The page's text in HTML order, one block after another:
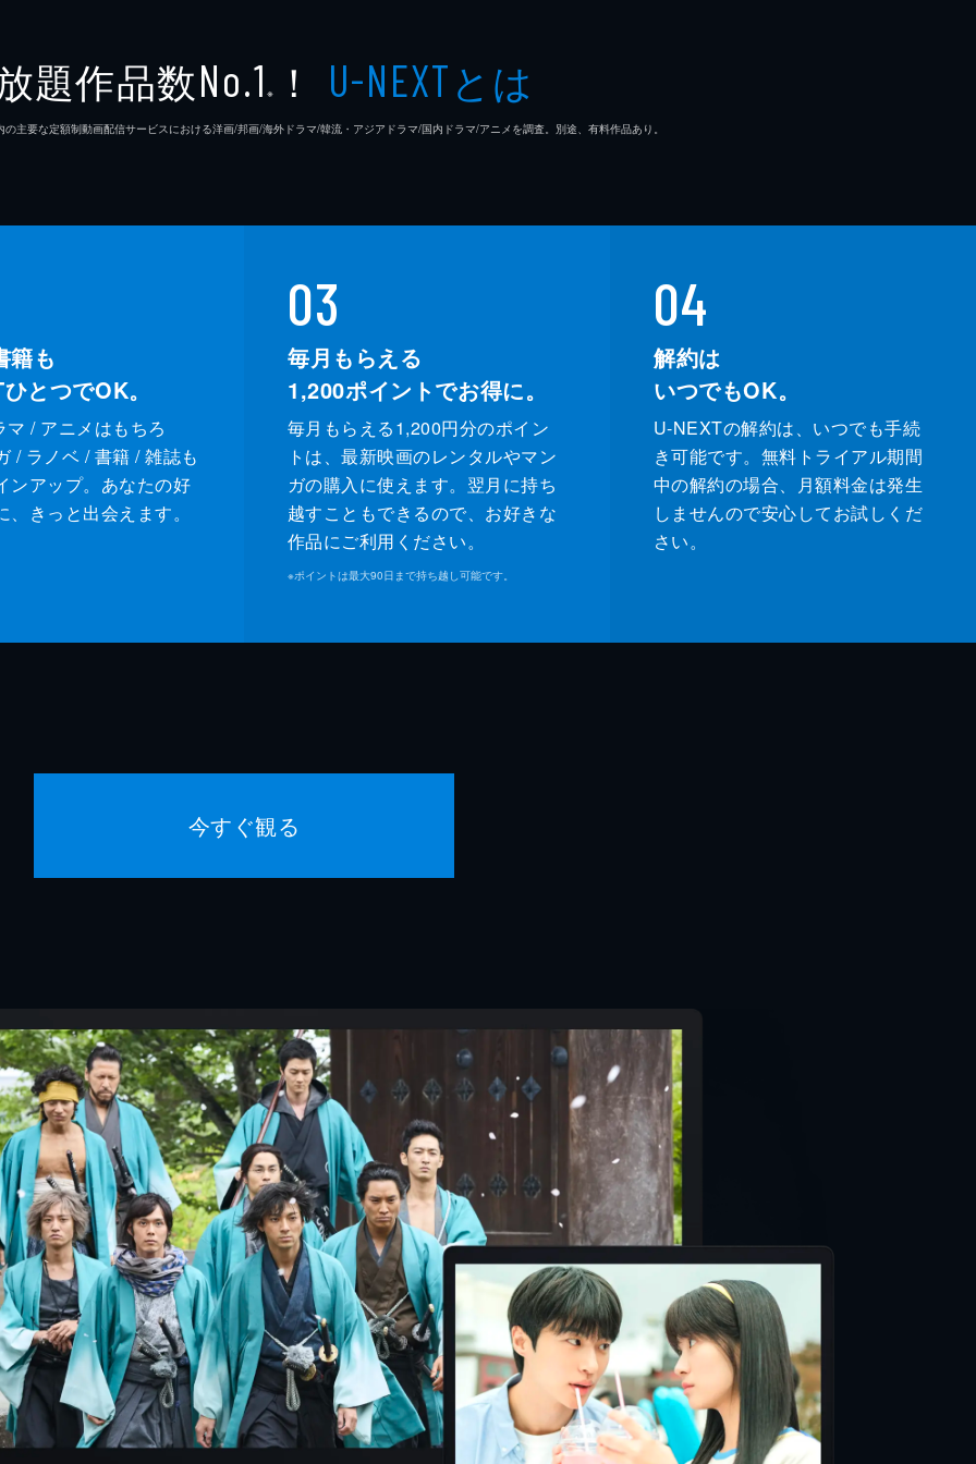
題作品数No.1 ※ ！ U-NEXTとは
主要な定額制動画配信サービスにおける洋画/邦画/海外ドラマ/韓流・アジアドラマ/国内ドラマ/アニメを調査。別途、有料作品あり。
籍も
とつでOK。
マ / アニメはもちろ
/ ラノベ / 書籍 / 雑誌も
ンアップ。あなたの好
、きっと出会えます。
03
毎月もらえる
1,200ポイントでお得に。
毎月もらえる1,200円分のポイン
トは、最新映画のレンタルやマン
ガの購入に使えます。翌月に持ち
越すこともできるので、お好きな
作品にご利用ください。
※ポイントは最大90日まで持ち越し可能です。
04
解約は
いつでもOK。
U-NEXTの解約は、いつでも手続
き可能です。無料トライアル期間
中の解約の場合、月額料金は発生
しませんので安心してお試しくだ
さい。
今すぐ観る